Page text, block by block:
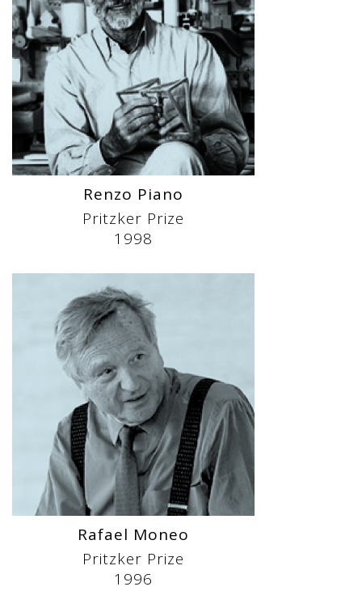
Renzo Piano
Pritzker Prize
1998
Rafael Moneo
Pritzker Prize
1996